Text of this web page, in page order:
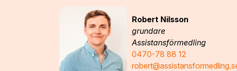
Robert Nilsson
grundare
Assistansförmedling
0470-78 88 12